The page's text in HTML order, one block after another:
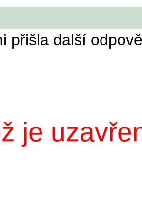
přišla další
je